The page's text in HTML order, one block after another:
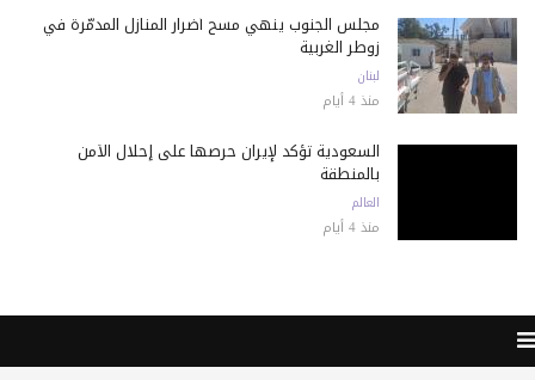
مجلس الجنوب ينهي مسح أضرار المنازل المدمّرة في
زوطر الغربية
لبنان
منذ 4 أيام
السعودية تؤكد لإيران حرصها على إحلال الأمن
بالمنطقة
العالم
منذ 4 أيام